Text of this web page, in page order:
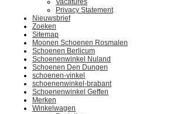
Privacy Statement
Nieuwsbrief
Zoeken
Sitemap
Moonen Schoenen Rosmalen
Schoenen Berlicum
Schoenenwinkel Nuland
Schoenen Den Dungen
schoenen-vinkel
schoenenwinkel-brabant
Schoenenwinkel Geffen
Merken
Winkelwagen